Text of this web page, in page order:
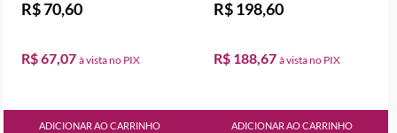
R$ 67,07
R$ 70,60
ADICIONAR AO CARRINHO
R$ 188,67
R$ 198,60
ADICIONAR AO CARRINHO